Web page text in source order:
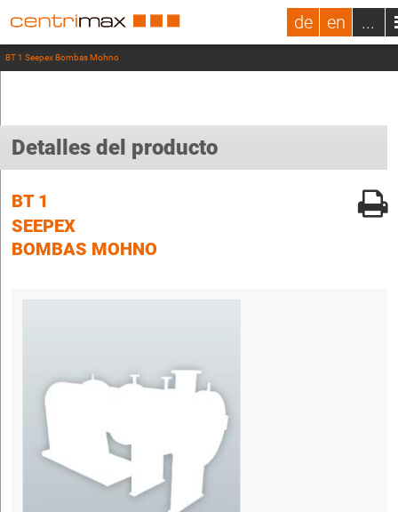
de en ...
BT 1 Seepex Bombas Mohno
Detalles del producto
BT 1
SEEPEX
BOMBAS MOHNO